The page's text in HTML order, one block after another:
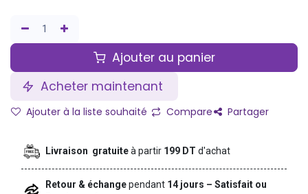
Ajouter au panier
Acheter maintenant
Ajouter à la liste souhaité Compare Partager
Livraison gratuiteà partir 199 DTd'achat
Retour & échangependant 14 jours – Satisfait ou